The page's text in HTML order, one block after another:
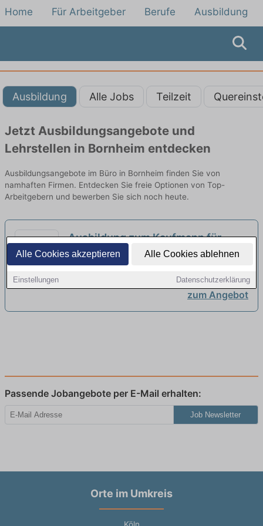
Alle Cookies akzeptieren Alle Cookies ablehnen
Einstellungen Datenschutzerklärung
Home Für Arbeitgeber Berufe Ausbildung
Ausbildung Alle Jobs Teilzeit
Jetzt Ausbildungsangebote und
Lehrstellen in Bornheim entdecken
Ausbildungsangebote im Büro in Bornheim finden Sie von
namhaften Firmen. Entdecken Sie freie Optionen von Top-
Arbeitgebern und bewerben Sie sich noch heute.
Ausbildung zum Kaufmann für
Büromanagement (m/w/d) neu
Herrmann Personaldienste GmbH | Köln
zum Angebot
Passende Jobangebote per E-Mail erhalten:
Job Newsletter
Orte im Umkreis